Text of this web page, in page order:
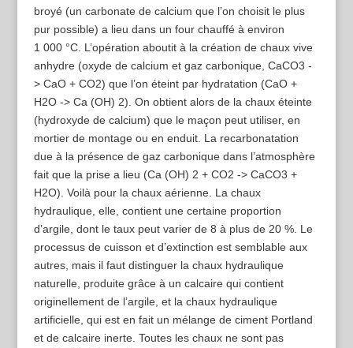
broyé (un carbonate de calcium que l’on choisit le plus
pur possible) a lieu dans un four chauffé à environ
1 000 °C. L’opération aboutit à la création de chaux vive
anhydre (oxyde de calcium et gaz carbonique, CaCO3 -
> CaO + CO2) que l’on éteint par hydratation (CaO +
H2O -> Ca (OH) 2). On obtient alors de la chaux éteinte
(hydroxyde de calcium) que le maçon peut utiliser, en
mortier de montage ou en enduit. La recarbonatation
due à la présence de gaz carbonique dans l’atmosphère
fait que la prise a lieu (Ca (OH) 2 + CO2 -> CaCO3 +
H2O). Voilà pour la chaux aérienne. La chaux
hydraulique, elle, contient une certaine proportion
d’argile, dont le taux peut varier de 8 à plus de 20 %. Le
processus de cuisson et d’extinction est semblable aux
autres, mais il faut distinguer la chaux hydraulique
naturelle, produite grâce à un calcaire qui contient
originellement de l’argile, et la chaux hydraulique
artificielle, qui est en fait un mélange de ciment Portland
et de calcaire inerte. Toutes les chaux ne sont pas